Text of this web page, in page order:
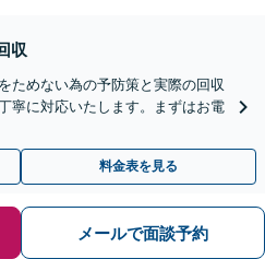
収
ためない為の予防策と実際の回収
寧に対応いたします。まずはお電
料金表を見る
メールで面談予約